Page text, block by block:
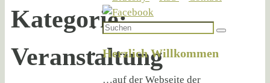
Kategorie:
Veranstaltung
Suchen
Suchen
Herzlich Willkommen
…auf der Webseite der